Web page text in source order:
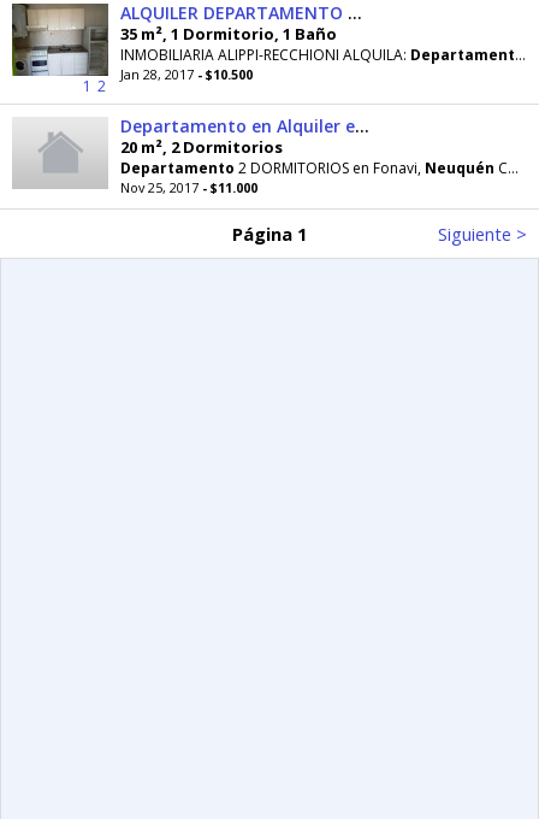
1 2
ALQUILER DEPARTAMENTO UN DORMITORIO AMOBLADO NEUQUEN
35 m², 1 Dormitorio, 1 Baño
INMOBILIARIA ALIPPI-RECCHIONI ALQUILA: Departamento
Jan 28, 2017 - $10.500
Departamento en Alquiler en Fonavi, $ 11000
20 m², 2 Dormitorios
Departamento 2 DORMITORIOS en Fonavi, Neuquén Cocina separada
Nov 25, 2017 - $11.000
Página 1 Siguiente >